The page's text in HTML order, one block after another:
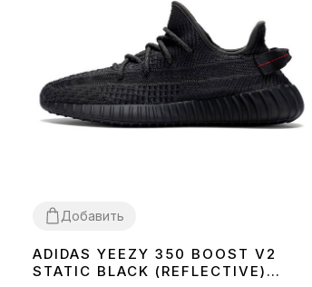
Добавить
36 3738 39 404142 4445
ADIDAS YEEZY 350 BOOST V2
STATIC BLACK (REFLECTIVE)